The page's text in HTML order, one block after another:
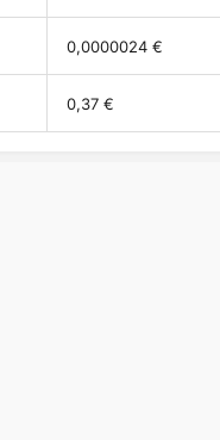
0,0000024 €
0,37 €